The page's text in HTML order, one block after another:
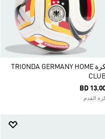
كرة TRIONDA GERMANY HOME
BD
كرة القدم